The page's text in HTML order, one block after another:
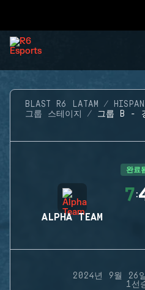
BLAST R6 LATAM
그룹 스테이지
그룹 B -
완료
ALPHA TEAM
7:
2024년 9월 26
1선